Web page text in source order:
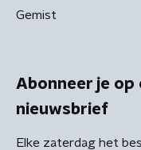
Gemist
Abonneer je op
nieuwsbrief
Elke zaterdag het